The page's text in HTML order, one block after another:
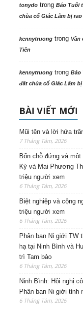
tonydotrong Báo Tuổi
chùa cổ Giác Lâm bị
kennytruongtrong Vãn
Tiên
kennytruongtrong Báo
đất chùa cổ Giác Lâm
BÀI VIẾT MỚI
Mũi tên và lời hứa
7 Tháng Tám, 2026
Bốn chỗ đứng và
Kỳ và Mai Phương
triệu người xem
6 Tháng Tám, 2026
Biệt nghiệp và cộng
triệu người xem
6 Tháng Tám, 2026
Phân ban Ni giới TW
hạ tại Ninh Bình và
trì Tam bảo
6 Tháng Tám, 2026
Ninh Bình: Hội nghị
Phân ban Ni giới tỉnh
6 Tháng Tám, 2026